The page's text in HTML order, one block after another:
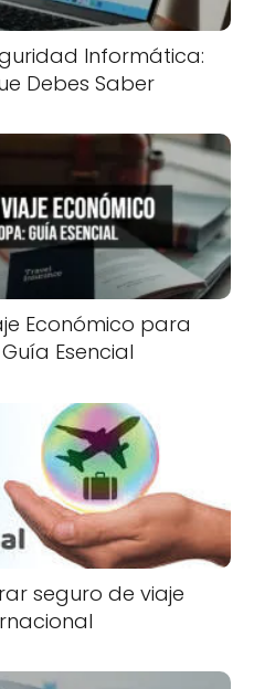
Informática:
Debes Saber
Económico para
Esencial
seguro de viaje